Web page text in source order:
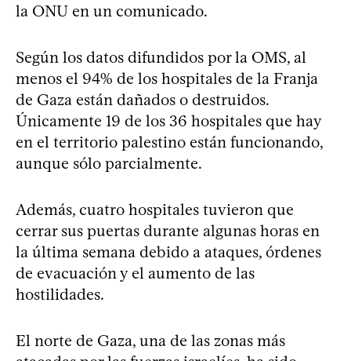
la ONU en un comunicado.
Según los datos difundidos por la OMS, al
menos el 94% de los hospitales de la Franja
de Gaza están dañados o destruidos.
Únicamente 19 de los 36 hospitales que hay
en el territorio palestino están funcionando,
aunque sólo parcialmente.
Además, cuatro hospitales tuvieron que
cerrar sus puertas durante algunas horas en
la última semana debido a ataques, órdenes
de evacuación y el aumento de las
hostilidades.
El norte de Gaza, una de las zonas más